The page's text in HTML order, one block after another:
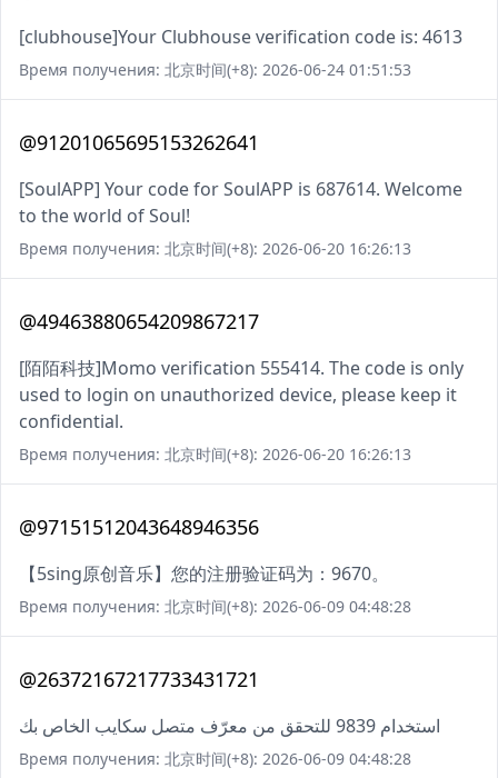
[clubhouse]Your Clubhouse verification code is: 4613
Время получения: 北京时间(+8): 2026-06-24 01:51:53
@91201065695153262641
[SoulAPP] Your code for SoulAPP is 687614. Welcome
to the world of Soul!
Время получения: 北京时间(+8): 2026-06-20 16:26:13
@49463880654209867217
[陌陌科技]Momo verification 555414. The code is only
used to login on unauthorized device, please keep it
confidential.
Время получения: 北京时间(+8): 2026-06-20 16:26:13
@97151512043648946356
【5sing原创音乐】您的注册验证码为：9670。
Время получения: 北京时间(+8): 2026-06-09 04:48:28
@26372167217733431721
استخدام 9839 للتحقق من معرّف متصل سكايب الخاص بك
Время получения: 北京时间(+8): 2026-06-09 04:48:28